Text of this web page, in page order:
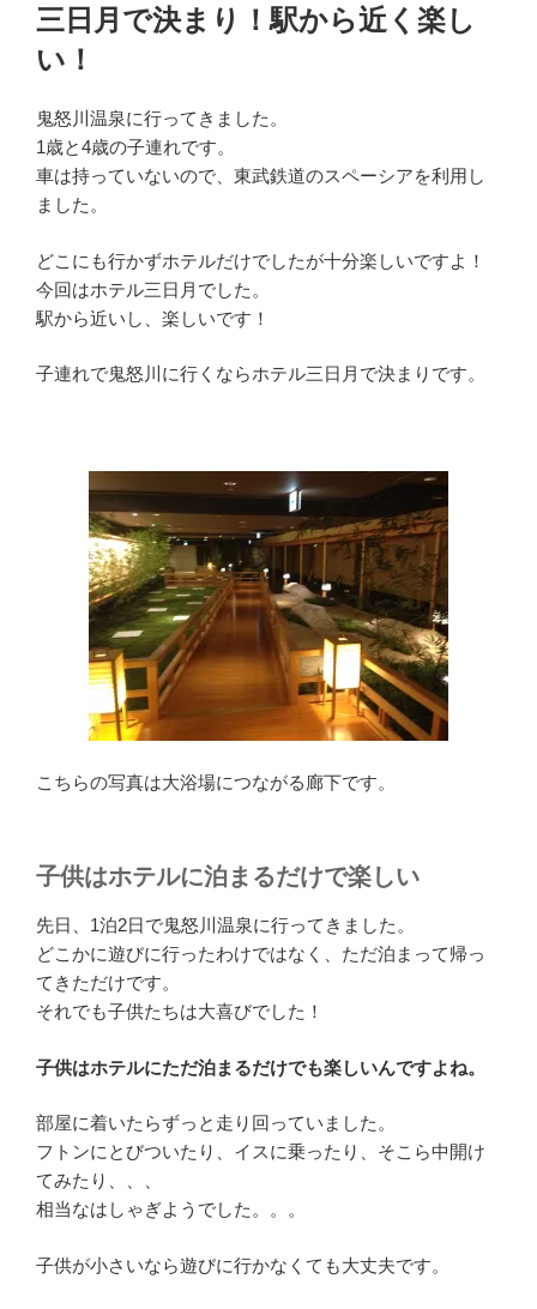
三日月で決まり！駅から近く楽し
い！
鬼怒川温泉に行ってきました。
1歳と4歳の子連れです。
車は持っていないので、東武鉄道のスペーシアを利用し
ました。
どこにも行かずホテルだけでしたが十分楽しいですよ！
今回はホテル三日月でした。
駅から近いし、楽しいです！
子連れで鬼怒川に行くならホテル三日月で決まりです。
こちらの写真は大浴場につながる廊下です。
子供はホテルに泊まるだけで楽しい
先日、1泊2日で鬼怒川温泉に行ってきました。
どこかに遊びに行ったわけではなく、ただ泊まって帰っ
てきただけです。
それでも子供たちは大喜びでした！
子供はホテルにただ泊まるだけでも楽しいんですよね。
部屋に着いたらずっと走り回っていました。
フトンにとびついたり、イスに乗ったり、そこら中開け
てみたり、、、
相当なはしゃぎようでした。。。
子供が小さいなら遊びに行かなくても大丈夫です。